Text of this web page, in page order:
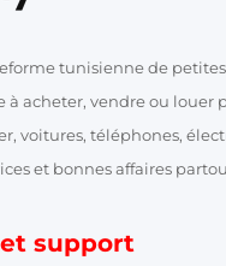
tunisienne de
à acheter, vendre ou louer
voitures, téléphones,
et bonnes affaires
support